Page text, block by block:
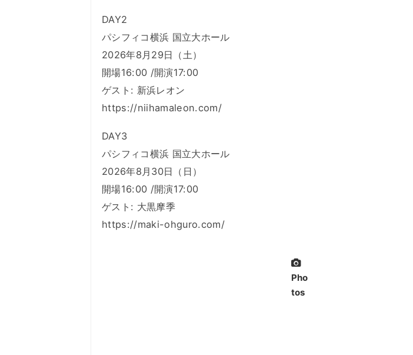
DAY2
パシフィコ横浜 国立大ホール
2026年8月29日（土）
開場16:00 /開演17:00
ゲスト: 新浜レオン
https://niihamaleon.com/
DAY3
パシフィコ横浜 国立大ホール
2026年8月30日（日）
開場16:00 /開演17:00
ゲスト: 大黒摩季
https://maki-ohguro.com/
Pho
tos